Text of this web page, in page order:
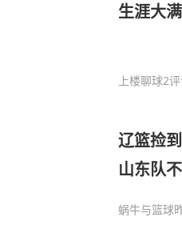
生涯大
上楼聊球2
辽篮捡
山东队不
蜗牛与篮球